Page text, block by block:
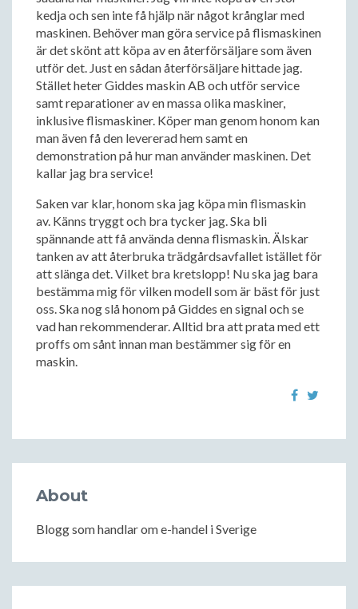
kedja och sen inte få hjälp när något krånglar med
maskinen. Behöver man göra service på flismaskinen
är det skönt att köpa av en återförsäljare som även
utför det. Just en sådan återförsäljare hittade jag.
Stället heter Giddes maskin AB och utför service
samt reparationer av en massa olika maskiner,
inklusive flismaskiner. Köper man genom honom kan
man även få den levererad hem samt en
demonstration på hur man använder maskinen. Det
kallar jag bra service!
Saken var klar, honom ska jag köpa min flismaskin
av. Känns tryggt och bra tycker jag. Ska bli
spännande att få använda denna flismaskin. Älskar
tanken av att återbruka trädgårdsavfallet istället för
att slänga det. Vilket bra kretslopp! Nu ska jag bara
bestämma mig för vilken modell som är bäst för just
oss. Ska nog slå honom på Giddes en signal och se
vad han rekommenderar. Alltid bra att prata med ett
proffs om sånt innan man bestämmer sig för en
maskin.
About
Blogg som handlar om e-handel i Sverige